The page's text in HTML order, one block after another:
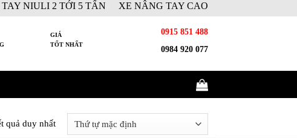
NIULI 2 TỚI 5 TẤN XE NÂNG TAY CAO
GIÁ
TỐT NHẤT
0915 851 488
0984 920 077
quả duy nhất